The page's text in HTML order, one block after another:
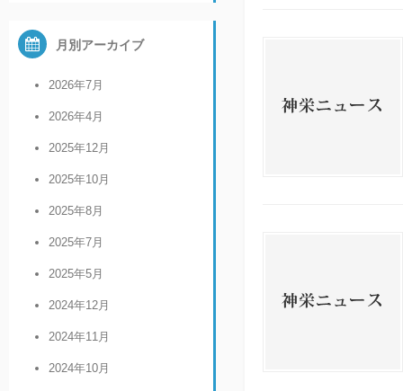
月別アーカイブ
2026年7月
2026年4月
2025年12月
2025年10月
2025年8月
2025年7月
2025年5月
2024年12月
2024年11月
2024年10月